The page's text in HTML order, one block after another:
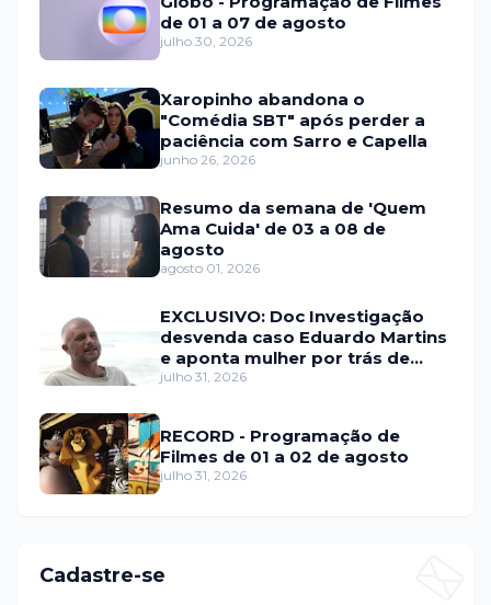
de 01 a 07 de agosto
julho 30, 2026
Xaropinho abandona o
"Comédia SBT" após perder a
paciência com Sarro e Capella
junho 26, 2026
Resumo da semana de 'Quem
Ama Cuida' de 03 a 08 de
agosto
agosto 01, 2026
EXCLUSIVO: Doc Investigação
desvenda caso Eduardo Martins
e aponta mulher por trás de
fraude internacional
julho 31, 2026
RECORD - Programação de
Filmes de 01 a 02 de agosto
julho 31, 2026
Cadastre-se